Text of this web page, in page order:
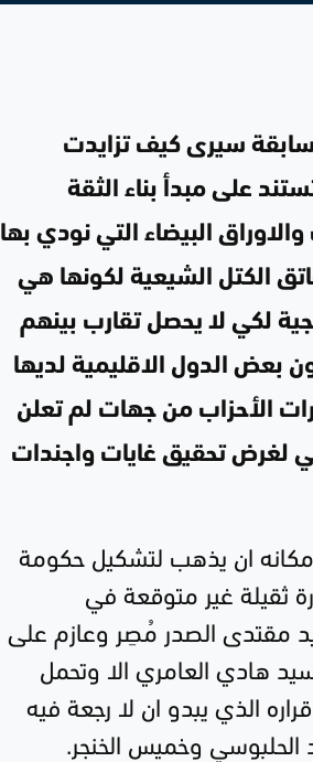
سيرى كيف تزايدت
على مبدأ بناء الثقة
البيضاء التي نودي بها
الكتل الشيعية لكونها هي
لكي لا يحصل تقارب بينهم
بعض الدول الاقليمية لديها
الأحزاب من جهات لم تعلن
لغرض تحقيق غايات واجندات
ان يذهب لتشكيل حكومة
ثقيلة غير متوقعة في
مقتدى الصدر مُصِر وعازم على
هادي العامري الا وتحمل
الذي يبدو ان لا رجعة فيه
الحلبوسي وخميس الخنجر.